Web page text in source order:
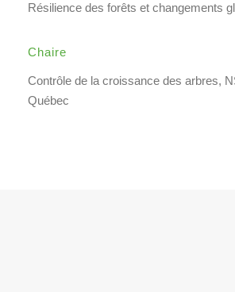
Résilience des forêts et changements
Chaire
Contrôle de la croissance des arbres,
Québec